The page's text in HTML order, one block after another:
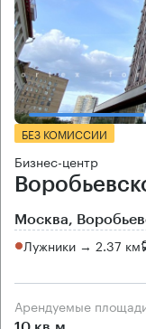
БЕЗ КОМИССИИ
Бизнес-центр
Москва,
Лужники → 2.37 км
Арендуемые